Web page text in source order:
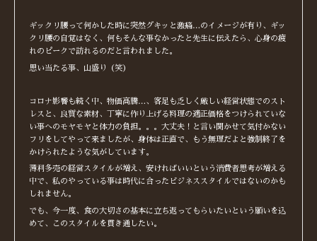
ギックリ腰って何かした時に突然グキッと激痛…のイメージが有り、ギッ
クリ腰の自覚はなく、何もそんな事なかったと先生に伝えたら、心身の疲
れのピークで訪れるのだと言われました。
思い当たる事、山盛り（笑）
コロナ影響も続く中、物価高騰…、客足も乏しく厳しい経営状態でのスト
レスと、良質な素材、丁寧に作り上げる料理の適正価格をつけられていな
い事へのモヤモヤと体力の負担。。。大丈夫！と言い聞かせて気付かない
フリをしてやって来ましたが、身体は正直で、もう無理だよと強制終了を
かけられたような気がしています。
薄利多売の経営スタイルが増え、安ければいいという消費者思考が増える
中で、私のやっている事は時代に合ったビジネススタイルではないのかも
しれません。
でも、今一度、食の大切さの基本に立ち返ってもらいたいという願いを込
めて、このスタイルを貫き通したい。